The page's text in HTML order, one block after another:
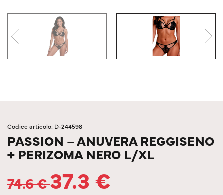
Codice articolo: D-244598
PASSION – ANUVERA REGGISENO
+ PERIZOMA NERO L/XL
74.6€37.3 €